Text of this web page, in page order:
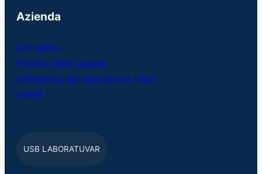
Azienda
Chi siamo
Politica della qualità
Differenza del laboratorio Usb?
GDPR
USB LABORATUVAR